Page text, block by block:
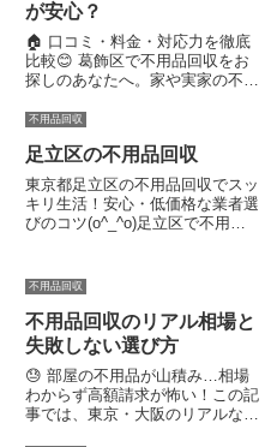
が安心？
🏠 口コミ・料金・対応力を徹底
比較😊 葛飾区で不用品回収をお
探しのあなたへ。家や実家の不用
ませんか？ 柴又や亀有、金町な
あふれる環境での片付けは、地元
密着の信頼できるサービスを選
ぶ...
不用品回収
足立区の不用品回収
東京都足立区の不用品回収でスッ
キリ生活！安心・低価格な業者選
びのコツ(o^_^o)足立区で不用品
がおすすめです。低価格で親切な
対応が評判で、部屋をスッキリさ
せたいあなたの悩みを解決...
不用品回収
不用品回収のリアル相場と
失敗しない選び方
😓 部屋の不用品が山積み…相場
わからず高額請求が怖い！この記
事では、東京・大阪のリアルな不